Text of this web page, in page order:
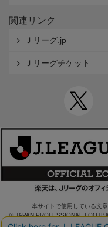
関連リンク
Ｊリーグ.jp
Ｊリーグチケット
本サイトで使用している文
© JAPAN PROFESSIONAL